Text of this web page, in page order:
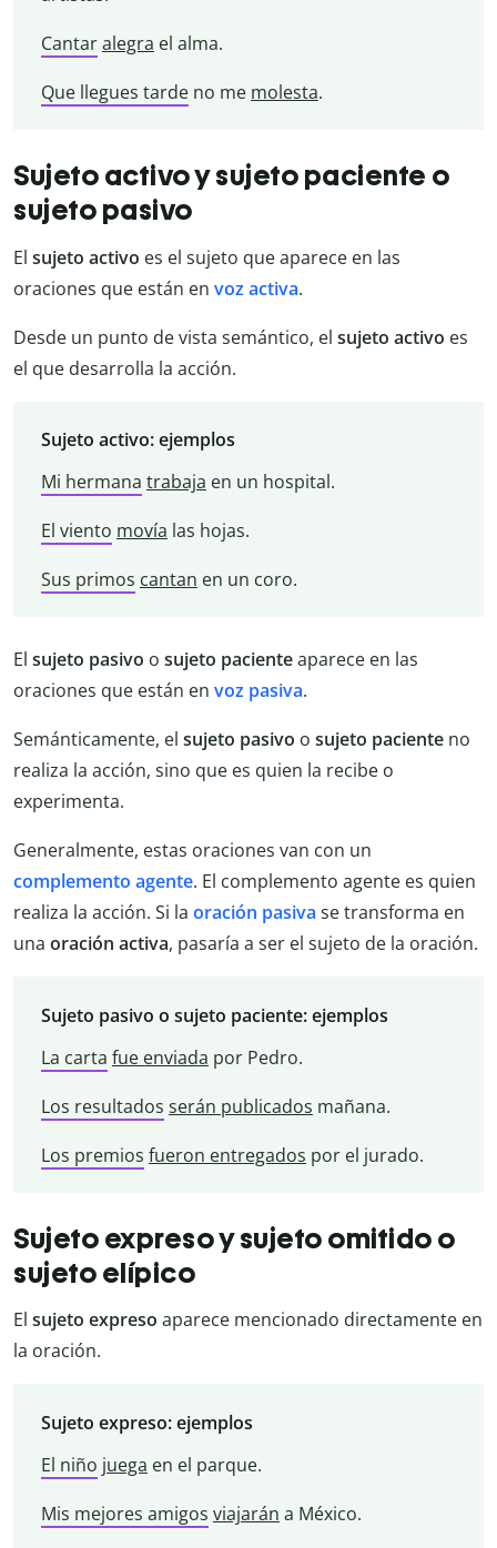
Cantaralegra el alma.
Que llegues tardeno me molesta.
Sujeto activo y sujeto paciente o
sujeto pasivo
El sujeto activo es el sujeto que aparece en las
oraciones que están en voz activa.
Desde un punto de vista semántico, el sujeto activo es
el que desarrolla la acción.
Sujeto activo: ejemplos
Mi hermana trabaja en un hospital.
El viento movía las hojas.
Sus primos cantan en un coro.
El sujeto pasivo o sujeto pacienteaparece en las
oraciones que están en voz pasiva.
Semánticamente, el sujeto pasivo o sujeto paciente no
realiza la acción, sino que es quien la recibe o
experimenta.
Generalmente, estas oraciones van con un
complemento agente. El complemento agente es quien
realiza la acción. Si la oración pasiva se transforma en
una oración activa, pasaría a ser el sujeto de la oración.
Sujeto pasivo o sujeto paciente: ejemplos
La carta fue enviada por Pedro.
Los resultados serán publicados mañana.
Los premios fueron entregados por el jurado.
Sujeto expreso y sujeto omitido o
sujeto elípico
El sujeto expreso aparece mencionado directamente en
la oración.
Sujeto expreso: ejemplos
El niño juega en el parque.
Mis mejores amigos viajarán a México.